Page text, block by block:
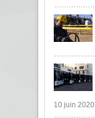
10 juin 2020 |